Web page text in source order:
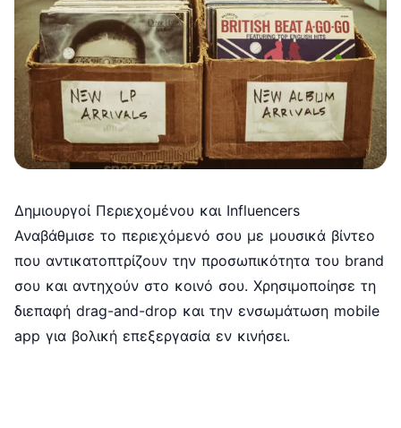
Δημιουργοί Περιεχομένου και Influencers
Αναβάθμισε το περιεχόμενό σου με μουσικά βίντεο
που αντικατοπτρίζουν την προσωπικότητα του brand
σου και αντηχούν στο κοινό σου. Χρησιμοποίησε τη
διεπαφή drag-and-drop και την ενσωμάτωση mobile
app για βολική επεξεργασία εν κινήσει.